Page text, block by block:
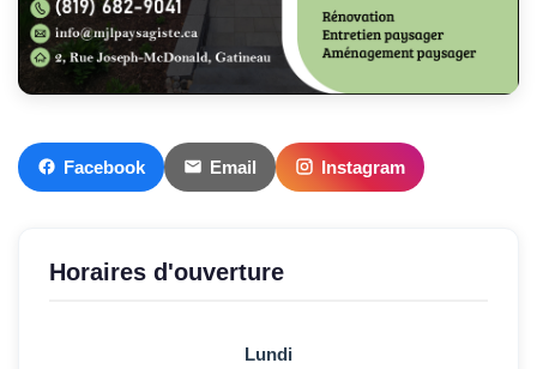
Facebook Email Instagram
Horaires d'ouverture
Lundi